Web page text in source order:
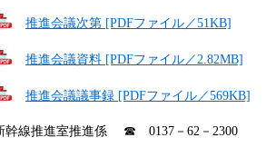
推進会議次第 [PDFファイル／51KB]
推進会議資料 [PDFファイル／2.82MB]
推進会議議事録 [PDFファイル／569KB]
幹線推進室推進係 ☎ 0137－62－2300